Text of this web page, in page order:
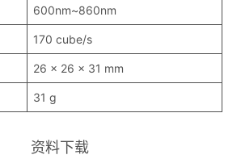
600nm~860nm
170 cube/s
26 x 26 x 31 mm
31 g
资料下载